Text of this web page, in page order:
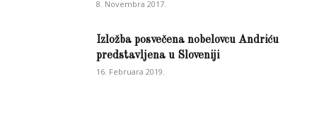
8. Novembra 2017.
Izložba posvečena nobelovcu Andriću
predstavljena u Sloveniji
16. Februara 2019.